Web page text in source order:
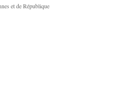
et de République